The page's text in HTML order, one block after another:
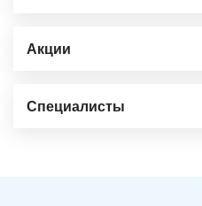
Акции
Специалисты